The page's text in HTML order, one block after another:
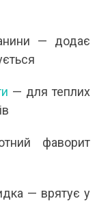
— додає
— для теплих
фаворит
— врятує у